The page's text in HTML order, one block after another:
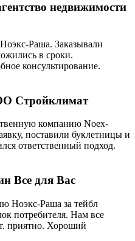
недвижимости
Раша. Заказывали
в сроки.
консультирование.
Стройклимат
компанию Noex-
поставили буклетницы и
ответственный подход.
Все для Вас
Ноэкс-Раша за тейбл
потребителя. Нам все
приятно. Хороший